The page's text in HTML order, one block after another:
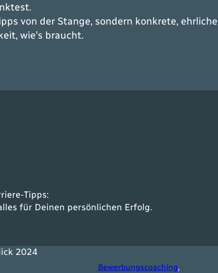
von der Stange, sondern konkrete,
wie’s braucht.
Tipps:
für Deinen persönlichen Erfolg.
Bewerbungscoaching